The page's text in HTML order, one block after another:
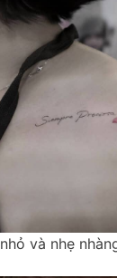
và nhẹ